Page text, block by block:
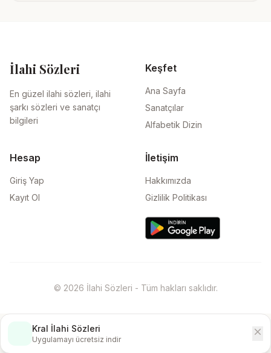
İlahi Sözleri
En güzel ilahi sözleri, ilahi
şarkı sözleri ve sanatçı
bilgileri
Keşfet
Ana Sayfa
Sanatçılar
Alfabetik Dizin
Hesap
Giriş Yap
Kayıt Ol
İletişim
Hakkımızda
Gizlilik Politikası
© 2026 İlahi Sözleri - Tüm hakları saklıdır.
Kral İlahi Sözleri
Uygulamayı ücretsiz indir
close